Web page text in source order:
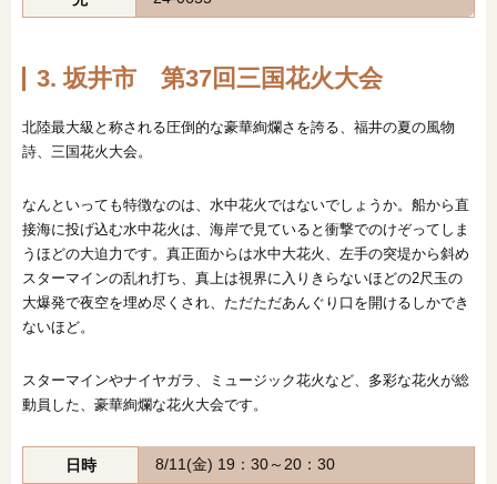
3. 坂井市 第37回三国花火大会
北陸最大級と称される圧倒的な豪華絢爛さを誇る、福井の夏の風物
詩、三国花火大会。
なんといっても特徴なのは、水中花火ではないでしょうか。船から直
接海に投げ込む水中花火は、海岸で見ていると衝撃でのけぞってしま
うほどの大迫力です。真正面からは水中大花火、左手の突堤から斜め
スターマインの乱れ打ち、真上は視界に入りきらないほどの2尺玉の
大爆発で夜空を埋め尽くされ、ただただあんぐり口を開けるしかでき
ないほど。
スターマインやナイヤガラ、ミュージック花火など、多彩な花火が総
動員した、豪華絢爛な花火大会です。
日時 8/11(金) 19：30～20：30